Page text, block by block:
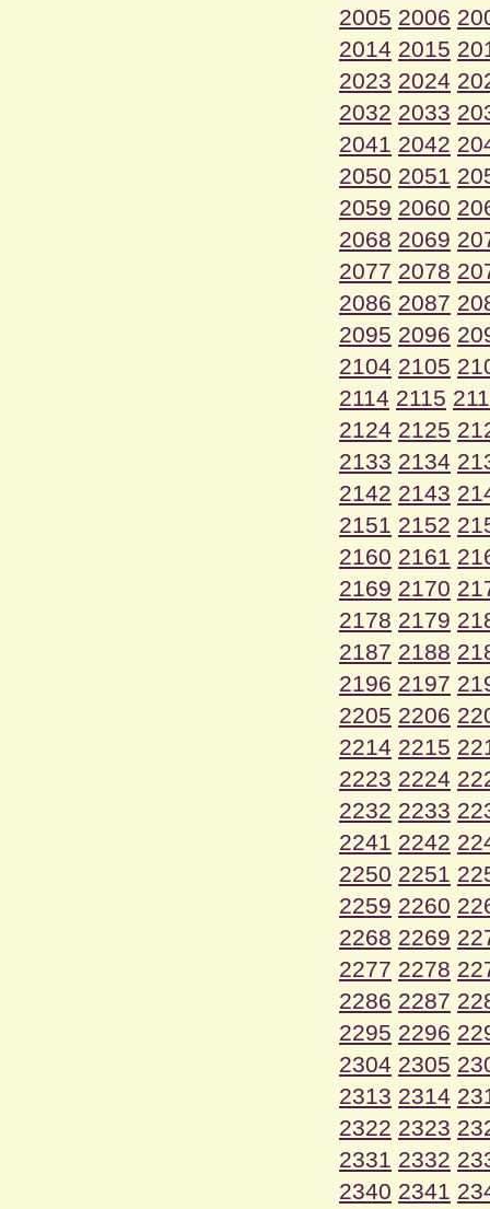
2005 2006
2014 2015
2023 2024
2032 2033
2041 2042
2050 2051
2059 2060
2068 2069
2077 2078
2086 2087
2095 2096
2104 2105
2114 2115
2124 2125
2133 2134
2142 2143
2151 2152
2160 2161
2169 2170
2178 2179
2187 2188
2196 2197
2205 2206
2214 2215
2223 2224
2232 2233
2241 2242
2250 2251
2259 2260
2268 2269
2277 2278
2286 2287
2295 2296
2304 2305
2313 2314
2322 2323
2331 2332
2340 2341